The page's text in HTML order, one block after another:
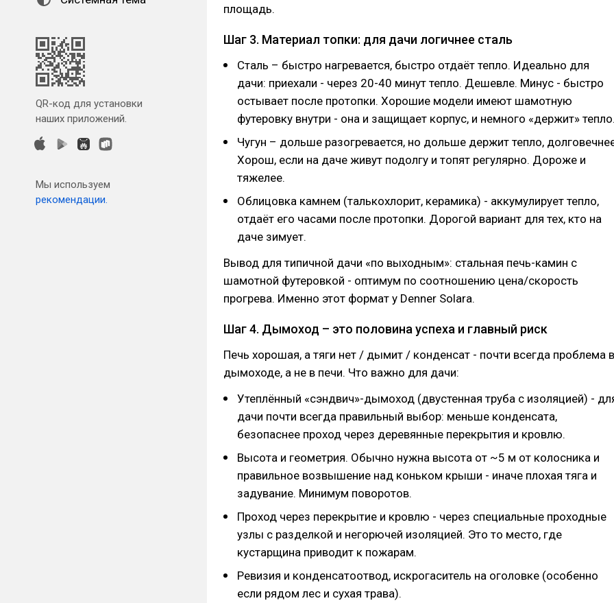
QR-код для установки
наших приложений.
Мы используем
рекомендации.
площадь.
Шаг 3. Материал топки: для дачи логичнее сталь
Сталь – быстро нагревается, быстро отдаёт тепло. Идеально для
дачи: приехали - через 20-40 минут тепло. Дешевле. Минус - быстро
остывает после протопки. Хорошие модели имеют шамотную
футеровку внутри - она и защищает корпус, и немного «держит»
Чугун – дольше разогревается, но дольше держит тепло,
Хорош, если на даче живут подолгу и топят регулярно. Дороже и
тяжелее.
Облицовка камнем (талькохлорит, керамика) - аккумулирует тепло,
отдаёт его часами после протопки. Дорогой вариант для тех, кто на
даче зимует.
Вывод для типичной дачи «по выходным»: стальная печь-камин с
шамотной футеровкой - оптимум по соотношению цена/скорость
прогрева. Именно этот формат у Denner Solara.
Шаг 4. Дымоход – это половина успеха и главный риск
Печь хорошая, а тяги нет / дымит / конденсат - почти всегда проблема в
дымоходе, а не в печи. Что важно для дачи:
Утеплённый «сэндвич»-дымоход (двустенная труба с изоляцией) -
дачи почти всегда правильный выбор: меньше конденсата,
безопаснее проход через деревянные перекрытия и кровлю.
Высота и геометрия. Обычно нужна высота от ~5 м от колосника и
правильное возвышение над коньком крыши - иначе плохая тяга и
задувание. Минимум поворотов.
Проход через перекрытие и кровлю - через специальные проходные
узлы с разделкой и негорючей изоляцией. Это то место, где
кустарщина приводит к пожарам.
Ревизия и конденсатоотвод, искрогаситель на оголовке (особенно
если рядом лес и сухая трава).